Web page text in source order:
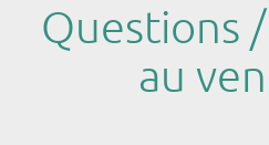
Questions
au